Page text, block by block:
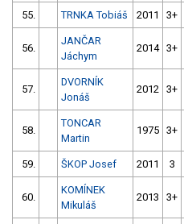
55. TRNKA Tobiáš 2011 3+
56.
JANČAR
Jáchym
2014 3+
57.
DVORNÍK
Jonáš
2012 3+
58.
TONCAR
Martin
1975 3+
59. ŠKOP Josef 2011 3
60.
KOMÍNEK
Mikuláš
2013 3+